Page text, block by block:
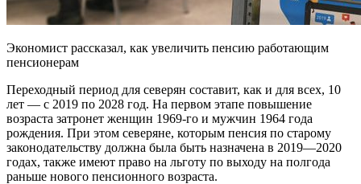
Экономист рассказал, как увеличить пенсию работающим
пенсионерам
Переходный период для северян составит, как и для всех, 10
лет — с 2019 по 2028 год. На первом этапе повышение
возраста затронет женщин 1969-го и мужчин 1964 года
рождения. При этом северяне, которым пенсия по старому
законодательству должна была быть назначена в 2019—2020
годах, также имеют право на льготу по выходу на полгода
раньше нового пенсионного возраста.